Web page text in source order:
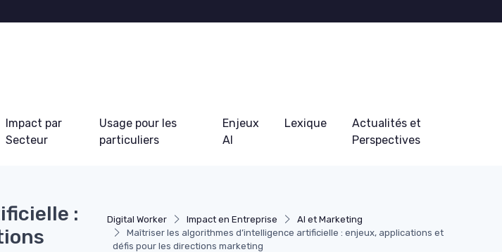
Impact par
Secteur
Usage pour les
particuliers
Enjeux
AI
Lexique
Actualités et
Perspectives
Digital Worker Impact en Entreprise
AI et Marketing
Maîtriser les algorithmes d’intelligence artificielle : enjeux, applications et
défis pour les directions marketing
: